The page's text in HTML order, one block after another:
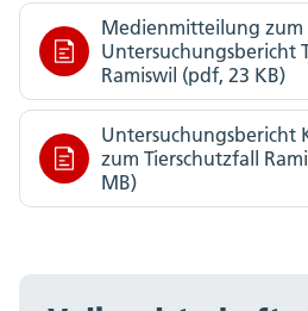
Medienmitteilung zum
Untersuchungsbericht
Ramiswil (pdf, 23 KB)
Untersuchungsbericht
zum Tierschutzfall
MB)